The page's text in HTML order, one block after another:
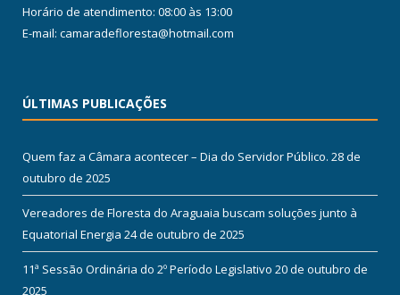
Horário de atendimento: 08:00 às 13:00
E-mail: camaradefloresta@hotmail.com
ÚLTIMAS PUBLICAÇÕES
Quem faz a Câmara acontecer – Dia do Servidor Público. 28 de
outubro de 2025
Vereadores de Floresta do Araguaia buscam soluções junto à
Equatorial Energia 24 de outubro de 2025
11ª Sessão Ordinária do 2º Período Legislativo 20 de outubro de
2025